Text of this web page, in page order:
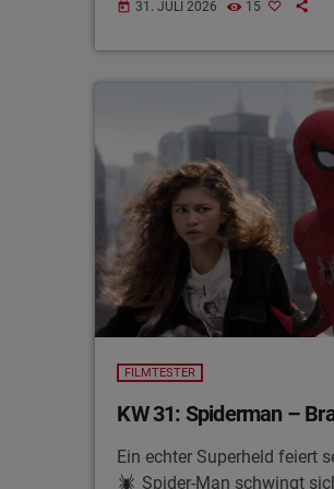
Dokumenten gestohlen, in
blieb es beim Versuch. Die
Geschädigte, sich zu
die Polizei, Fahrzeuge
keine Wertsachen im Auto
today 31. JULI 2026 15
FILMTESTER
KW 31: Spiderman –
Ein echter Superheld feiert
Spider-Man schwingt